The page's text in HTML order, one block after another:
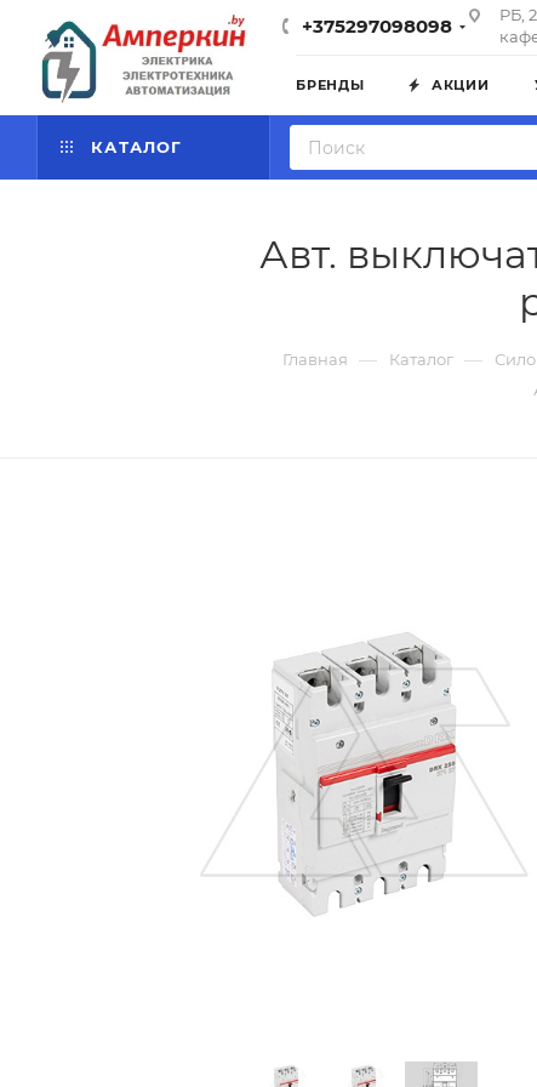
+375297098098
РБ,
БРЕНДЫ АКЦИИ
КАТАЛОГ
Авт.
Главная — Каталог —